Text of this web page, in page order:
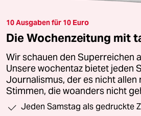
10 Ausgaben für 10 Euro
Die Wochenzeitung mit
Wir schauen den Superreichen
Unsere wochentaz bietet jeden
Journalismus, der es nicht allen
Stimmen, die woanders nicht
Jeden Samstag als gedruckte